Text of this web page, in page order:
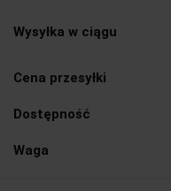
Wysyłka w ciągu
Cena przesyłki
Dostępność
Waga